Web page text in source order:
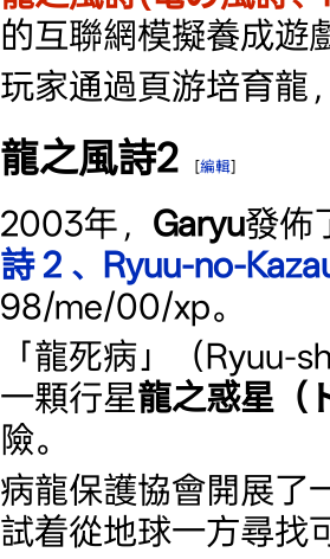
的互聯網模擬養成遊
玩家通過頁游培育龍
龍之風詩2 [編輯]
2003年， Garyu發佈
詩２、Ryuu-no-
98/me/00/xp。
「龍死病」（Ryuu-
一顆行星龍之惑星（
險。
病龍保護協會開展了
試着從地球一方尋找